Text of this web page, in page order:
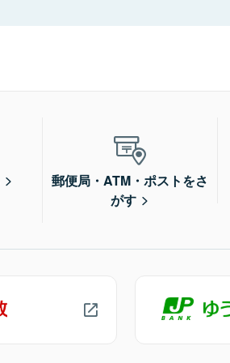
郵便局・ATM・ポストをさ
がす